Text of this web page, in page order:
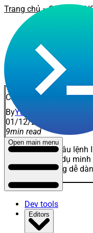
Open main menu
Dev tools
Editors
Trang chủ» Câu lệnh
Câu lệnh INSERT trong
ByYuto
01/12/2025 21:42
9min read
Cách sử dụng câu lệnh
tiết bao gồm ví dụ
thuật và áp dụng dễ